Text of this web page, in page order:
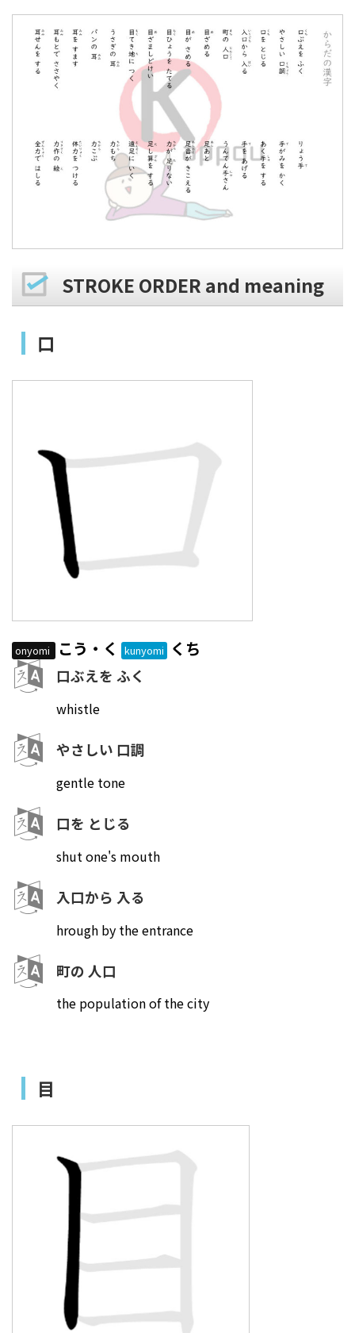
STROKE ORDER and meaning
口
onyomi こう・く kunyomi くち
口ぶえを ふく
whistle
やさしい 口調
gentle tone
口を とじる
shut one's mouth
入口から 入る
hrough by the entrance
町の 人口
the population of the city
目